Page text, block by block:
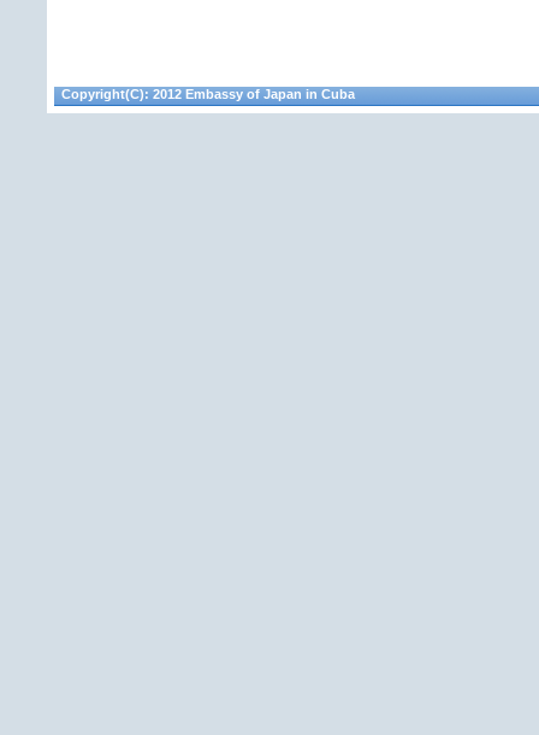
Copyright(C): 2012 Embassy of Japan in Cuba